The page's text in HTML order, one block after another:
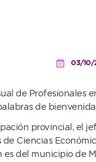
03/10/
de Profesionales
de
provincial, el
Ciencias
es del municipio de